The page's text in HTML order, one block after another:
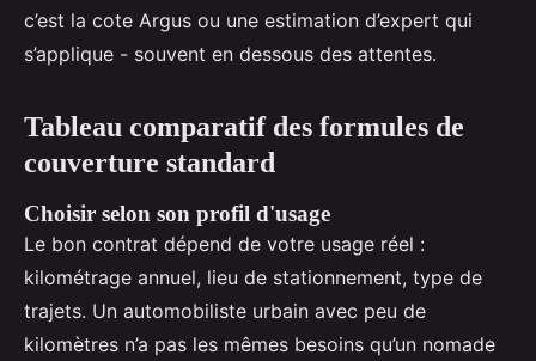
c’est la cote Argus ou une estimation d’expert qui
s’applique - souvent en dessous des attentes.
Tableau comparatif des formules de
couverture standard
Choisir selon son profil d'usage
Le bon contrat dépend de votre usage réel :
kilométrage annuel, lieu de stationnement, type de
trajets. Un automobiliste urbain avec peu de
kilomètres n’a pas les mêmes besoins qu’un nomade